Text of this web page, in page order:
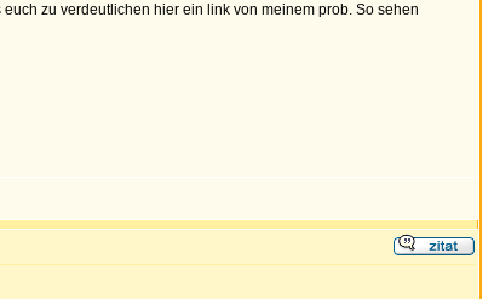
zu verdeutlichen hier ein link von meinem prob. So sehen